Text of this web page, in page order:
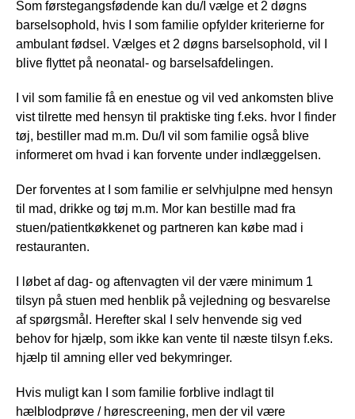
Som førstegangsfødende kan du/I vælge et 2 døgns
barselsophold, hvis I som familie opfylder kriterierne for
ambulant fødsel. Vælges et 2 døgns barselsophold, vil I
blive flyttet på neonatal- og barselsafdelingen.
I vil som familie få en enestue og vil ved ankomsten blive
vist tilrette med hensyn til praktiske ting f.eks. hvor I finder
tøj, bestiller mad m.m. Du/I vil som familie også blive
informeret om hvad i kan forvente under indlæggelsen.
Der forventes at I som familie er selvhjulpne med hensyn
til mad, drikke og tøj m.m. Mor kan bestille mad fra
stuen/patientkøkkenet og partneren kan købe mad i
restauranten.
I løbet af dag- og aftenvagten vil der være minimum 1
tilsyn på stuen med henblik på vejledning og besvarelse
af spørgsmål. Herefter skal I selv henvende sig ved
behov for hjælp, som ikke kan vente til næste tilsyn f.eks.
hjælp til amning eller ved bekymringer.
Hvis muligt kan I som familie forblive indlagt til
hælblodprøve / hørescreening, men der vil være